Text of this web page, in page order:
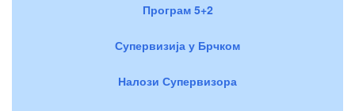
Програм 5+2
Супервизија у Брчком
Налози Супервизора